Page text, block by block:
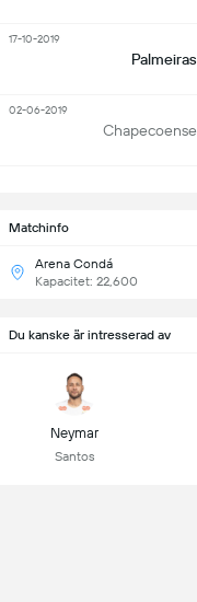
Matchinfo
Arena Condá
Kapacitet: 22,600
Palmeiras
17-10-2019
Chapecoense
02-06-2019
Du kanske är intresserad av
Neymar
Santos